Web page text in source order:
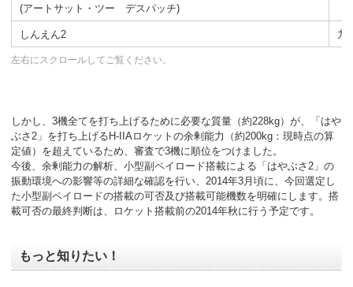
(アートサット・ツー デスパッチ)
しんえん2 九
しかし、3機全てを打ち上げるために必要な質量（約228kg）が、「はや
ぶさ2」を打ち上げるH-IIAロケットの余剰能力（約200kg：現時点の算
定値）を超えているため、審査で3機に順位をつけました。
今後、余剰能力の解析、小型副ペイロード搭載による「はやぶさ2」の
振動環境への影響等の詳細な確認を行い、2014年3月頃に、今回選定し
た小型副ペイロードの搭載の可否及び搭載可能機数を明確にします。搭
載可否の最終判断は、ロケット搭載前の2014年秋に行う予定です。
もっと知りたい！